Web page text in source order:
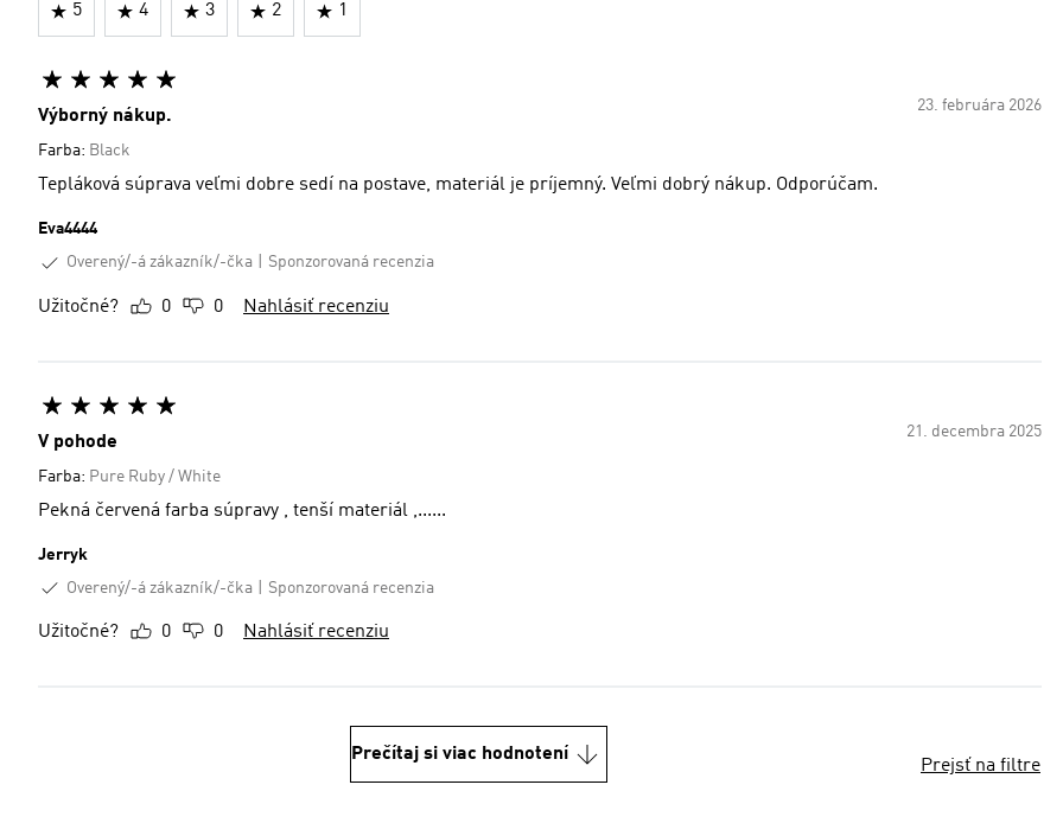
5 4 3 2 1
23. februára 2026
Výborný nákup.
Farba: Black
Tepláková súprava veľmi dobre sedí na postave, materiál je príjemný. Veľmi dobrý nákup. Odporúčam.
Eva4444
Overený/-á zákazník/-čka
Sponzorovaná recenzia
Užitočné? 0 0 Nahlásiť recenziu
21. decembra 2025
V pohode
Farba: Pure Ruby / White
Pekná červená farba súpravy , tenší materiál ,......
Jerryk
Overený/-á zákazník/-čka
Sponzorovaná recenzia
Užitočné? 0 0 Nahlásiť recenziu
Prečítaj si viac hodnotení
Prejsť na filtre